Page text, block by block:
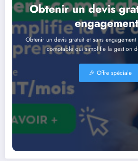
Obtenir un devis
Obtenir un devis gratuit et sans
comptable qui simplifie la gestion
🎉​ Offre spéciale